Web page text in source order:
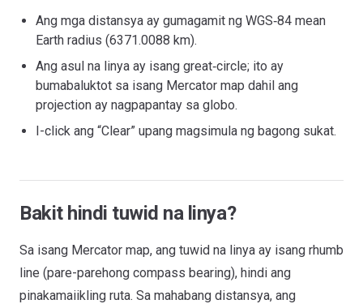
Ang mga distansya ay gumagamit ng WGS‑84 mean
Earth radius (6371.0088 km).
Ang asul na linya ay isang great‑circle; ito ay
bumabaluktot sa isang Mercator map dahil ang
projection ay nagpapantay sa globo.
I-click ang “Clear” upang magsimula ng bagong sukat.
Bakit hindi tuwid na linya?
Sa isang Mercator map, ang tuwid na linya ay isang rhumb
line (pare-parehong compass bearing), hindi ang
pinakamaiikling ruta. Sa mahabang distansya, ang